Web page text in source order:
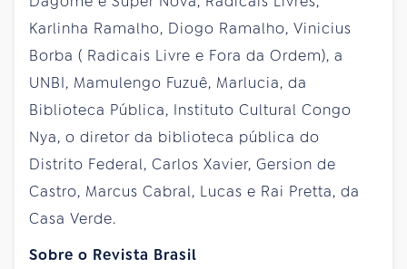
Karlinha Ramalho, Diogo Ramalho, Vinicius
Borba ( Radicais Livre e Fora da Ordem), a
UNBI, Mamulengo Fuzuê, Marlucia, da
Biblioteca Pública, Instituto Cultural Congo
Nya, o diretor da biblioteca pública do
Distrito Federal, Carlos Xavier, Gersion de
Castro, Marcus Cabral, Lucas e Rai Pretta, da
Casa Verde.
Sobre o Revista Brasil